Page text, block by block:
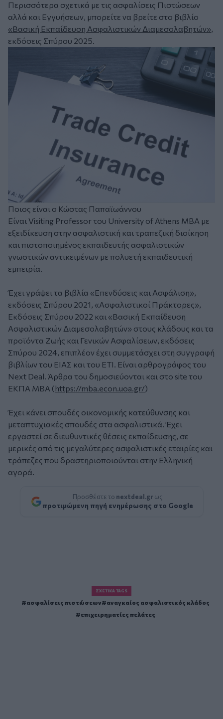
Περισσότερα σχετικά με τις ασφαλίσεις Πιστώσεων
αλλά και Εγγυήσεων, μπορείτε να βρείτε στο βιβλίο
«Βασική Εκπαίδευση Ασφαλιστικών Διαμεσολαβητών»,
εκδόσεις Σπύρου 2025.
Ποιος είναι ο Κώστας Παπαϊωάννου
Είναι Visiting Professor του University of Athens MBA με
εξειδίκευση στην ασφαλιστική και τραπεζική διοίκηση
και πιστοποιημένος εκπαιδευτής ασφαλιστικών
γνωστικών αντικειμένων με πολυετή εκπαιδευτική
εμπειρία.
Έχει γράψει τα βιβλία «Επενδύσεις και Ασφάλιση»,
εκδόσεις Σπύρου 2021, «Ασφαλιστικοί Πράκτορες»,
Εκδόσεις Σπύρου 2022 και «Βασική Εκπαίδευση
Ασφαλιστικών Διαμεσολαβητών» στους κλάδους και τα
προϊόντα Ζωής και Γενικών Ασφαλίσεων, εκδόσεις
Σπύρου 2024, επιπλέον έχει συμμετάσχει στη συγγραφή
βιβλίων του ΕΙΑΣ και του ΕΤΙ. Είναι αρθρογράφος του
Next Deal. Άρθρα του δημοσιεύονται και στο site του
ΕΚΠΑ ΜΒΑ (https://mba.econ.uoa.gr/)
Έχει κάνει σπουδές οικονομικής κατεύθυνσης και
μεταπτυχιακές σπουδές στα ασφαλιστικά. Έχει
εργαστεί σε διευθυντικές θέσεις εκπαίδευσης, σε
μερικές από τις μεγαλύτερες ασφαλιστικές εταιρίες και
τράπεζες που δραστηριοποιούνται στην Ελληνική
αγορά.
Προσθέστε το nextdeal.gr ως
προτιμώμενη πηγή ενημέρωσης στο Google
ΣΧΕΤΙΚΆ TAGS
ασφαλίσεις πιστώσεων
αναγκαίος ασφαλιστικός κλάδος
επιχειρηματίες πελάτες